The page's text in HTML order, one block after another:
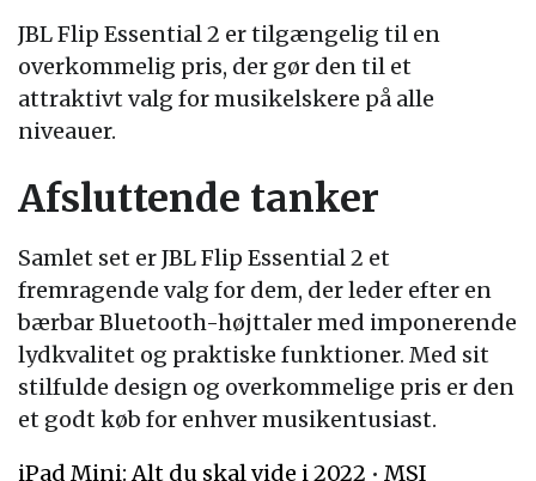
JBL Flip Essential 2 er tilgængelig til en
overkommelig pris, der gør den til et
attraktivt valg for musikelskere på alle
niveauer.
Afsluttende tanker
Samlet set er JBL Flip Essential 2 et
fremragende valg for dem, der leder efter en
bærbar Bluetooth-højttaler med imponerende
lydkvalitet og praktiske funktioner. Med sit
stilfulde design og overkommelige pris er den
et godt køb for enhver musikentusiast.
iPad Mini: Alt du skal vide i 2022 • MSI